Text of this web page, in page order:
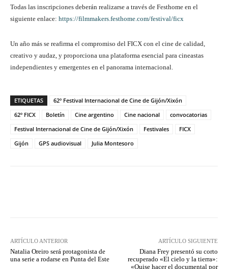
Todas las inscripciones deberán realizarse a través de Festhome en el
siguiente enlace: https://filmmakers.festhome.com/festival/ficx
Un año más se reafirma el compromiso del FICX con el cine de calidad,
creativo y audaz, y proporciona una plataforma esencial para cineastas
independientes y emergentes en el panorama internacional.
ETIQUETAS
62º Festival Internacional de Cine de Gijón/Xixón
62º FICX
Boletín Cine argentino Cine nacional
convocatorias
Festival Internacional de Cine de Gijón/Xixón
Festivales
FICX
Gijón
GPS audiovisual Julia Montesoro
ARTÍCULO ANTERIOR
Natalia Oreiro será protagonista de
una serie a rodarse en Punta del Este
ARTÍCULO SIGUIENTE
Diana Frey presentó su corto
recuperado «El cielo y la tierra»:
«Quise hacer el documental por